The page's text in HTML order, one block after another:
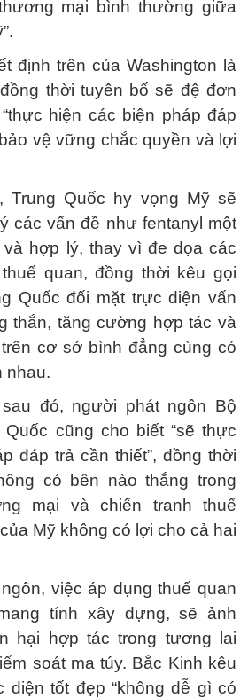
mại bình thường giữa
định trên của Washington là
đồng thời tuyên bố sẽ đệ đơn
hiện các biện pháp đáp
vệ vững chắc quyền và lợi
Trung Quốc hy vọng Mỹ sẽ
các vấn đề như fentanyl một
hợp lý, thay vì đe dọa các
quan, đồng thời kêu gọi
Quốc đối mặt trực diện vấn
thắn, tăng cường hợp tác và
cơ sở bình đẳng cùng có
nhau.
đó, người phát ngôn Bộ
Quốc cũng cho biết “sẽ thực
đáp trả cần thiết”, đồng thời
có bên nào thắng trong
mại và chiến tranh thuế
Mỹ không có lợi cho cả hai
việc áp dụng thuế quan
tính xây dựng, sẽ ảnh
hại hợp tác trong tương lai
soát ma túy. Bắc Kinh kêu
diện tốt đẹp “không dễ gì có